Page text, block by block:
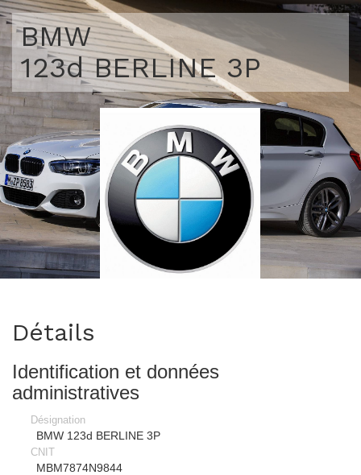
BMW
123d BERLINE 3P
Détails
Identification et données
administratives
Désignation
BMW 123d BERLINE 3P
CNIT
MBM7874N9844